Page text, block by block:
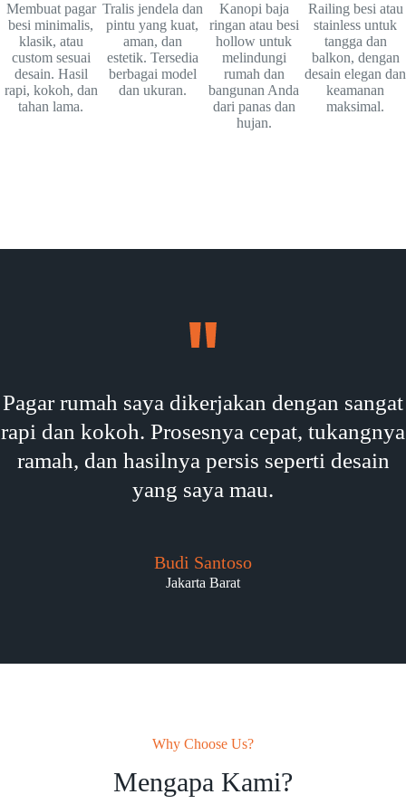
Membuat pagar
besi minimalis,
klasik, atau
custom sesuai
desain. Hasil
rapi, kokoh, dan
tahan lama.
Tralis jendela dan
pintu yang kuat,
aman, dan
estetik. Tersedia
berbagai model
dan ukuran.
Kanopi baja
ringan atau besi
hollow untuk
melindungi
rumah dan
bangunan Anda
dari panas dan
hujan.
Railing besi atau
stainless untuk
tangga dan
balkon, dengan
desain elegan dan
keamanan
maksimal.
Pagar rumah saya dikerjakan dengan sangat
rapi dan kokoh. Prosesnya cepat, tukangnya
ramah, dan hasilnya persis seperti desain
yang saya mau.
Budi Santoso
Jakarta Barat
Why Choose Us?
Mengapa Kami?